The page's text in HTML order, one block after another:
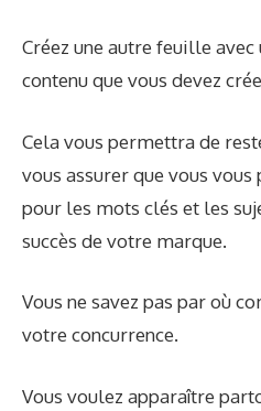
Créez une autre feuille
contenu que vous devez
Cela vous permettra de
vous assurer que vous
pour les mots clés et les
succès de votre marque.
Vous ne savez pas par où
votre concurrence.
Vous voulez apparaître